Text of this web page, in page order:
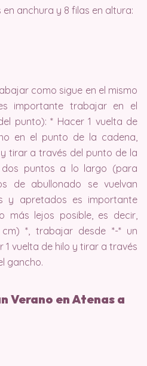
en anchura y 8 filas en altura:
como sigue en el mismo
importante trabajar en el
punto): * Hacer 1 vuelta de
en el punto de la cadena,
tirar a través del punto de la
puntos a lo largo (para
de abullonado se vuelvan
y apretados es importante
más lejos posible, es decir,
*, trabajar desde *-* un
1 vuelta de hilo y tirar a través
gancho.
Verano en Atenas a